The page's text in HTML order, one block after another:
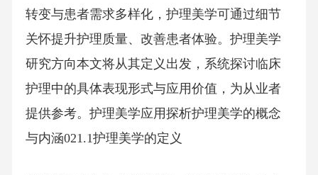
转变与患者需求多样化，护理美学可通过细节
关怀提升护理质量、改善患者体验。护理美学
研究方向本文将从其定义出发，系统探讨临床
护理中的具体表现形式与应用价值，为从业者
提供参考。护理美学应用探析护理美学的概念
与内涵021.1护理美学的定义